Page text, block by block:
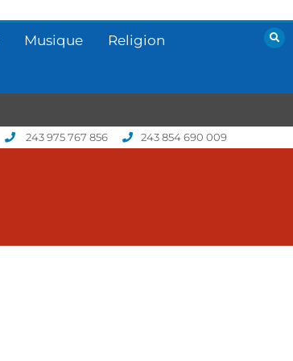
Musique Religion
243 975 767 856 243 854 690 009